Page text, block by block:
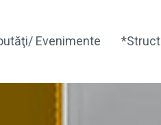
Evenimente